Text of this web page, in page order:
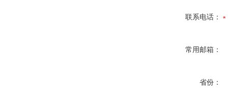
联系电话：
常用邮箱：
省份：